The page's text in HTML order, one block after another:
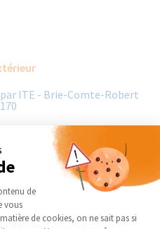
du
de
vous
de cookies, on ne sait pas si